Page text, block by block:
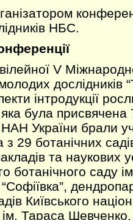
НБС.
V
дослідників
інтродукції
яка була
України брали
з 29 ботанічних
та наукових
ботанічного саду
Київського
ім. Тараса